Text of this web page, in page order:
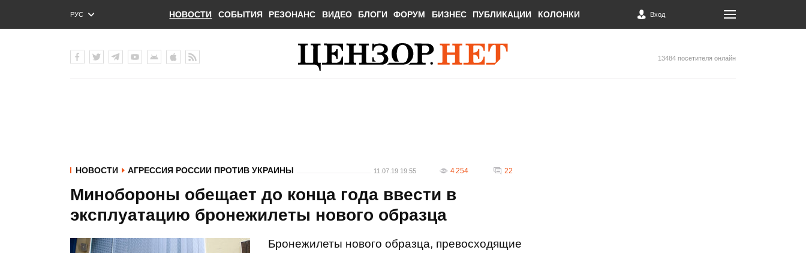
РУС
ENG
НОВОСТИ СОБЫТИЯ РЕЗОНАНС ВИДЕО БЛОГИ ФОРУМ БИЗНЕС ПУБЛИКАЦИИ КОЛОНКИ Вход
13484 посетителя онлайн
НОВОСТИ АГРЕССИЯ РОССИИ ПРОТИВ УКРАИНЫ 11.07.19 19:55 4 254 22
Минобороны обещает до конца года ввести в
эксплуатацию бронежилеты нового образца
Бронежилеты нового образца, превосходящие